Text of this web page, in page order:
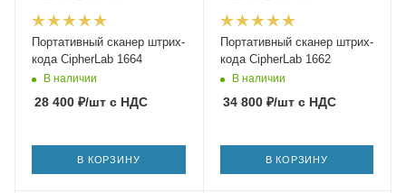
Портативный сканер штрих-
кода CipherLab 1664
В наличии
28 400 ₽/шт с НДС
В КОРЗИНУ
Портативный сканер штрих-
кода CipherLab 1662
В наличии
34 800₽/штс НДС
В КОРЗИНУ